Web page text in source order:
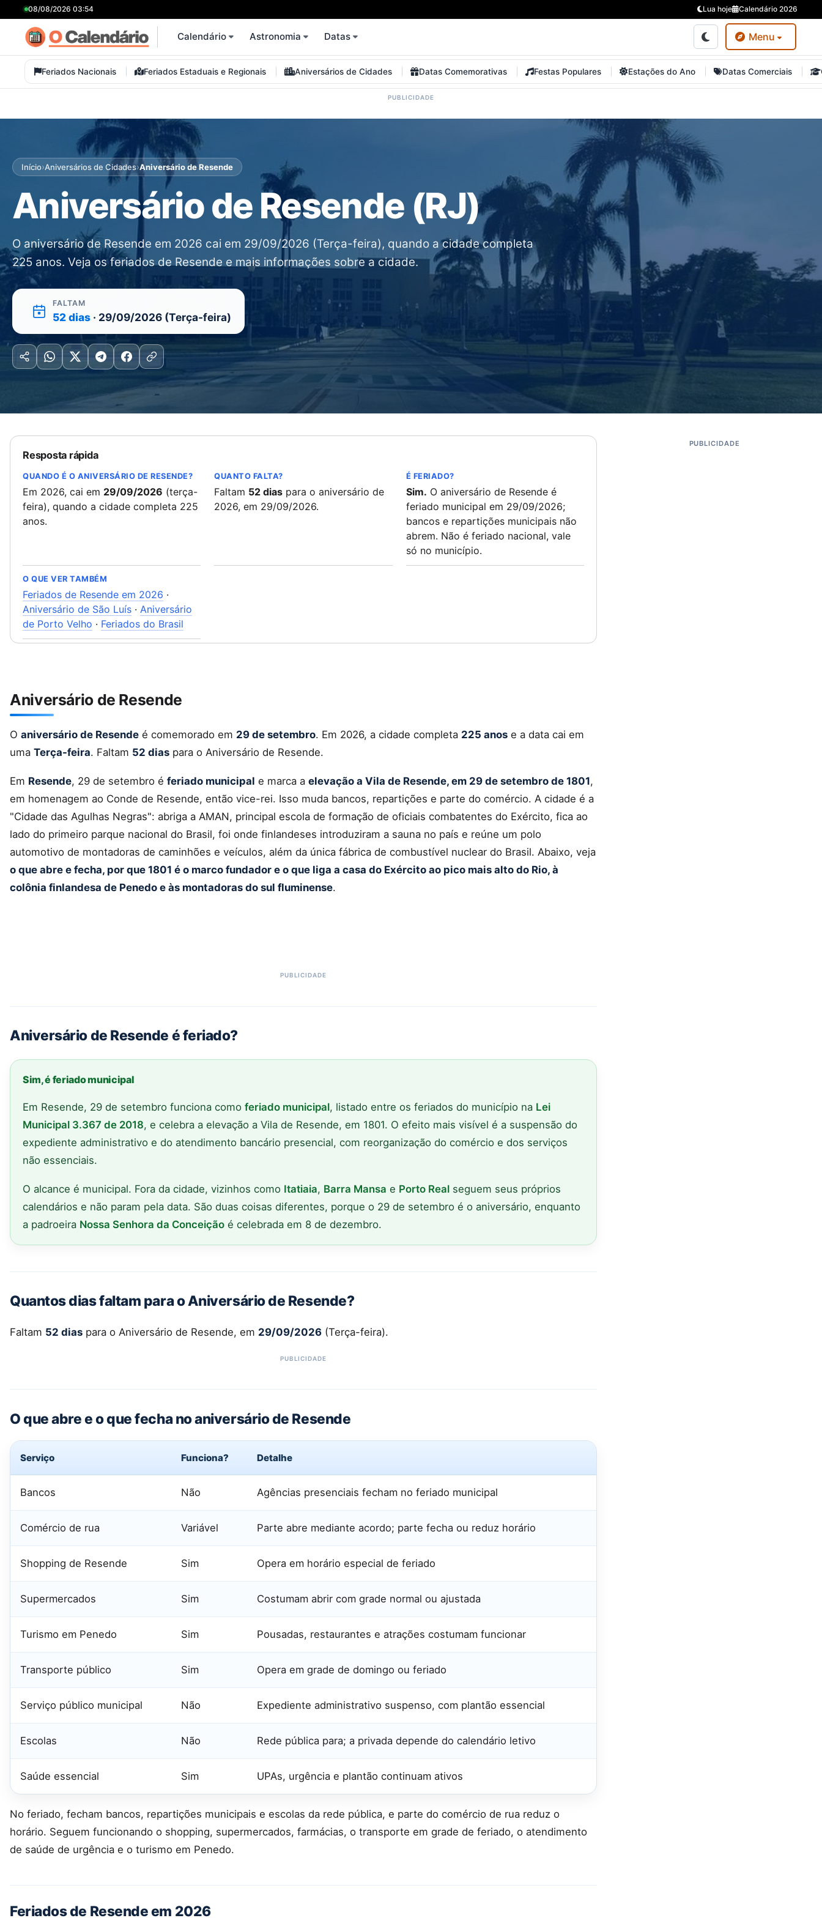
08/08/2026 03:54 Lua hoje Calendário 2026
Calendário Astronomia Datas Menu
Feriados Nacionais Feriados Estaduais e Regionais Aniversários de Cidades Datas Comemorativas Festas Populares Estações do Ano Datas Comerciais
Início›Aniversários de Cidades›Aniversário de Resende
Aniversário de Resende (RJ)
O aniversário de Resende em 2026 cai em 29/09/2026 (Terça-feira), quando a cidade completa
225 anos. Veja os feriados de Resende e mais informações sobre a cidade.
FALTAM
52 dias · 29/09/2026 (Terça-feira)
Resposta rápida
QUANDO É O ANIVERSÁRIO DE RESENDE?
Em 2026, cai em 29/09/2026 (terça-
feira), quando a cidade completa 225
anos.
QUANTO FALTA?
Faltam 52 dias para o aniversário de
2026, em 29/09/2026.
É FERIADO?
Sim. O aniversário de Resende é
feriado municipal em 29/09/2026;
bancos e repartições municipais não
abrem. Não é feriado nacional, vale
só no município.
O QUE VER TAMBÉM
Feriados de Resende em 2026 ·
Aniversário de São Luís · Aniversário
de Porto Velho · Feriados do Brasil
Aniversário de Resende
O aniversário de Resende é comemorado em 29 de setembro. Em 2026, a cidade completa 225 anos e a data cai em
uma Terça-feira. Faltam 52 dias para o Aniversário de Resende.
Em Resende, 29 de setembro é feriado municipal e marca a elevação a Vila de Resende, em 29 de setembro de 1801,
em homenagem ao Conde de Resende, então vice-rei. Isso muda bancos, repartições e parte do comércio. A cidade é a
"Cidade das Agulhas Negras": abriga a AMAN, principal escola de formação de oficiais combatentes do Exército, fica ao
lado do primeiro parque nacional do Brasil, foi onde finlandeses introduziram a sauna no país e reúne um polo
automotivo de montadoras de caminhões e veículos, além da única fábrica de combustível nuclear do Brasil. Abaixo, veja
o que abre e fecha, por que 1801 é o marco fundador e o que liga a casa do Exército ao pico mais alto do Rio, à
colônia finlandesa de Penedo e às montadoras do sul fluminense.
Aniversário de Resende é feriado?
Sim, é feriado municipal
Em Resende, 29 de setembro funciona como feriado municipal, listado entre os feriados do município na Lei
Municipal 3.367 de 2018, e celebra a elevação a Vila de Resende, em 1801. O efeito mais visível é a suspensão do
expediente administrativo e do atendimento bancário presencial, com reorganização do comércio e dos serviços
não essenciais.
O alcance é municipal. Fora da cidade, vizinhos como Itatiaia, Barra Mansa e Porto Real seguem seus próprios
calendários e não param pela data. São duas coisas diferentes, porque o 29 de setembro é o aniversário, enquanto
a padroeira Nossa Senhora da Conceição é celebrada em 8 de dezembro.
Quantos dias faltam para o Aniversário de Resende?
Faltam 52 dias para o Aniversário de Resende, em 29/09/2026 (Terça-feira).
O que abre e o que fecha no aniversário de Resende
Serviço Funciona? Detalhe
Bancos Não Agências presenciais fecham no feriado municipal
Comércio de rua Variável Parte abre mediante acordo; parte fecha ou reduz horário
Shopping de Resende Sim Opera em horário especial de feriado
Supermercados Sim Costumam abrir com grade normal ou ajustada
Turismo em Penedo Sim Pousadas, restaurantes e atrações costumam funcionar
Transporte público Sim Opera em grade de domingo ou feriado
Serviço público municipal Não Expediente administrativo suspenso, com plantão essencial
Escolas Não Rede pública para; a privada depende do calendário letivo
Saúde essencial Sim UPAs, urgência e plantão continuam ativos
No feriado, fecham bancos, repartições municipais e escolas da rede pública, e parte do comércio de rua reduz o
horário. Seguem funcionando o shopping, supermercados, farmácias, o transporte em grade de feriado, o atendimento
de saúde de urgência e o turismo em Penedo.
Feriados de Resende em 2026
PUBLICIDADE